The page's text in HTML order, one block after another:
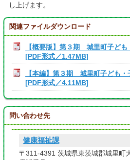
し上げます。
関連ファイルダウンロード
【概要版】第３期 城里町子ども
[PDF形式／1.47MB]
【本編】第３期 城里町子ども・
[PDF形式／4.11MB]
問い合わせ先
健康福祉課
〒311-4391 茨城県東茨城郡城里町